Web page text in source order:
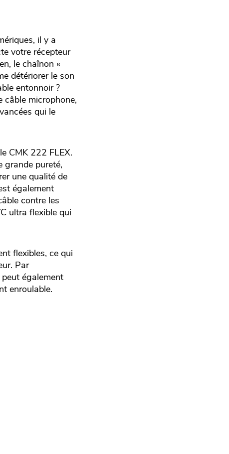
il y a
votre récepteur
le chaînon «
détériorer le son
entonnoir ?
câble microphone,
qui le
CMK 222 FLEX.
grande pureté,
une qualité de
également
contre les
ultra flexible qui
flexibles, ce qui
Par
également
enroulable.